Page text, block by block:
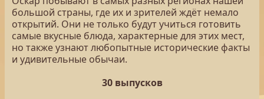
большой страны, где их и зрителей ждёт немало
открытий. Они не только будут учиться готовить
самые вкусные блюда, характерные для этих мест,
но также узнают любопытные исторические факты
и удивительные обычаи.
30 выпусков